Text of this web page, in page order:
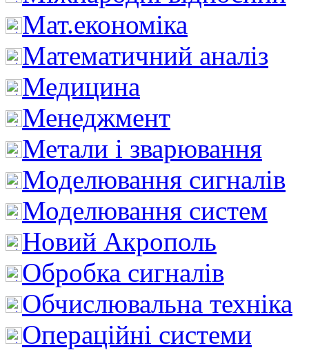
Мат.економіка
Математичний аналіз
Медицина
Менеджмент
Метали і зварювання
Моделювання сигналів
Моделювання систем
Новий Акрополь
Обробка сигналів
Обчислювальна техніка
Операційні системи